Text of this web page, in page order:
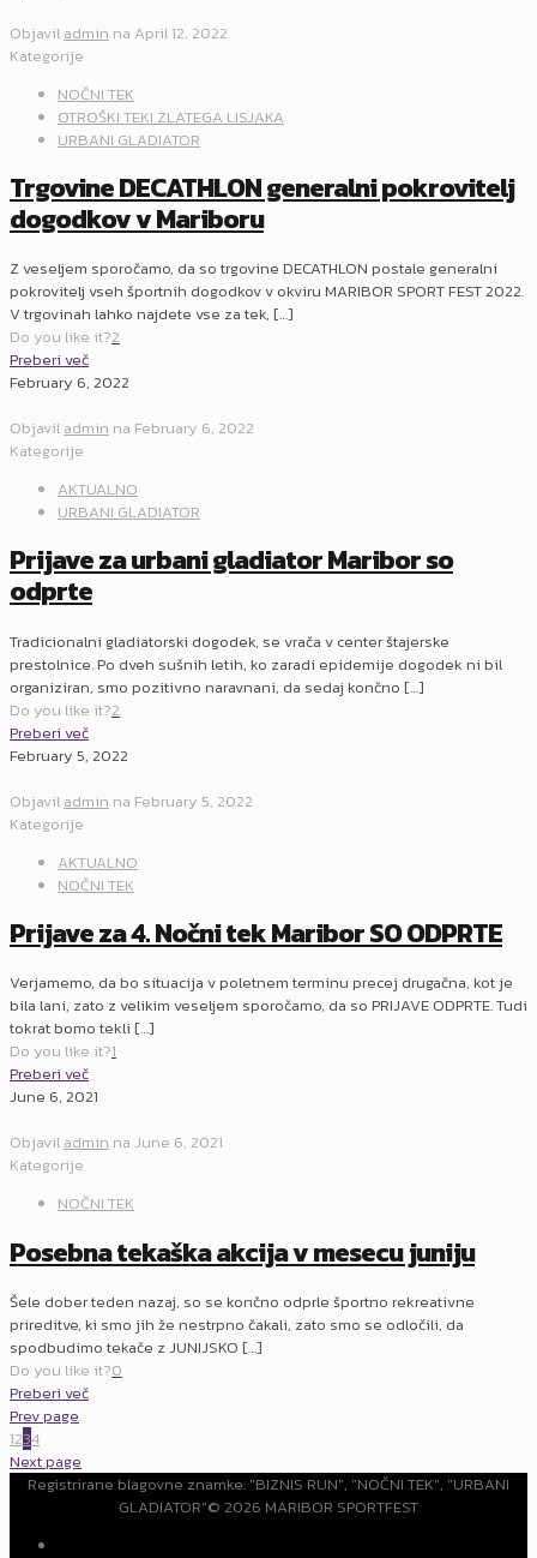
Objavil admin na April 12, 2022
Kategorije
NOČNI TEK
OTROŠKI TEKI ZLATEGA LISJAKA
URBANI GLADIATOR
Trgovine DECATHLON generalni pokrovitelj
dogodkov v Mariboru
Z veseljem sporočamo, da so trgovine DECATHLON postale generalni
pokrovitelj vseh športnih dogodkov v okviru MARIBOR SPORT FEST 2022.
V trgovinah lahko najdete vse za tek, […]
Do you like it?2
Preberi več
February 6, 2022
Objavil admin na February 6, 2022
Kategorije
AKTUALNO
URBANI GLADIATOR
Prijave za urbani gladiator Maribor so
odprte
Tradicionalni gladiatorski dogodek, se vrača v center štajerske
prestolnice. Po dveh sušnih letih, ko zaradi epidemije dogodek ni bil
organiziran, smo pozitivno naravnani, da sedaj končno […]
Do you like it?2
Preberi več
February 5, 2022
Objavil admin na February 5, 2022
Kategorije
AKTUALNO
NOČNI TEK
Prijave za 4. Nočni tek Maribor SO ODPRTE
Verjamemo, da bo situacija v poletnem terminu precej drugačna, kot je
bila lani, zato z velikim veseljem sporočamo, da so PRIJAVE ODPRTE. Tudi
tokrat bomo tekli […]
Do you like it?1
Preberi več
June 6, 2021
Objavil admin na June 6, 2021
Kategorije
NOČNI TEK
Posebna tekaška akcija v mesecu juniju
Šele dober teden nazaj, so se končno odprle športno rekreativne
prireditve, ki smo jih že nestrpno čakali, zato smo se odločili, da
spodbudimo tekače z JUNIJSKO […]
Do you like it?0
Preberi več
Prev page
1234
Next page
Registrirane blagovne znamke: "BIZNIS RUN", "NOČNI TEK", "URBANI
GLADIATOR"© 2026 MARIBOR SPORTFEST